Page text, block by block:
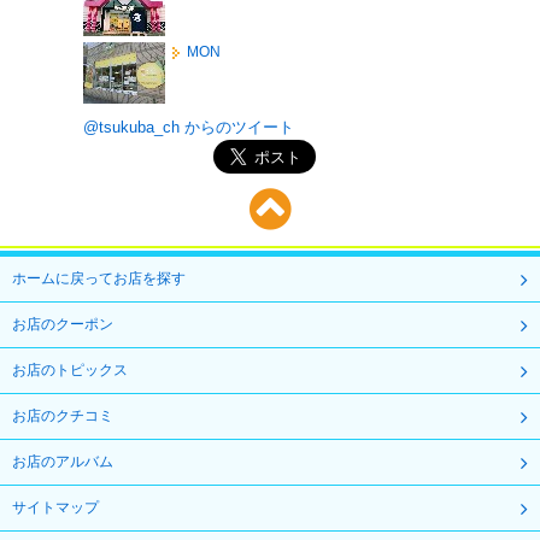
MON
@tsukuba_ch からのツイート
ホームに戻ってお店を探す
お店のクーポン
お店のトピックス
お店のクチコミ
お店のアルバム
サイトマップ